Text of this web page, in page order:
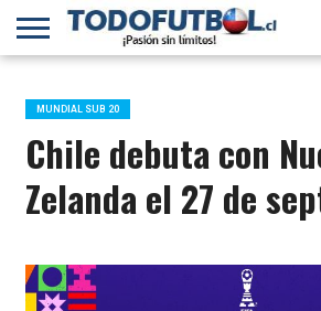
PRIMERA
B
SELECCIÓN
CHILENA
CHILENOS
EN EL
MUNDO
FÚTBOL
INTERNACIONAL
MUNDIAL SUB 20
Chile debuta con
Zelanda el 27 de